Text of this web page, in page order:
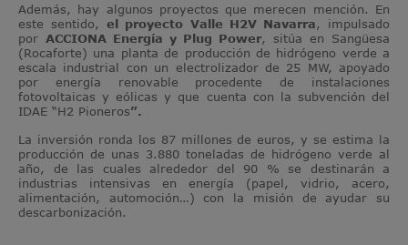
Además, hay algunos proyectos que merecen mención. En
este sentido,el proyecto Valle H2V Navarra, impulsado
por ACCIONA Energía y Plug Power, sitúa en Sangüesa
(Rocaforte) una planta de producción de hidrógeno verde a
escala industrial con un electrolizador de 25 MW, apoyado
por energía renovable procedente de instalaciones
fotovoltaicas y eólicas y que cuenta con la subvención del
IDAE “H2 Pioneros”.
La inversión ronda los 87 millones de euros, y se estima la
producción de unas 3.880 toneladas de hidrógeno verde al
año, de las cuales alrededor del 90 % se destinarán a
industrias intensivas en energía (papel, vidrio, acero,
alimentación, automoción…) con la misión de ayudar su
descarbonización.